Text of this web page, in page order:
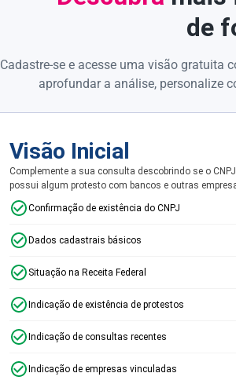
de
Cadastre-se e acesse uma visão gratuita
aprofundar a análise, personalize
Visão Inicial
Complemente a sua consulta descobrindo se o CNPJ
possui algum protesto com bancos e outras
Confirmação de existência do CNPJ
Dados cadastrais básicos
Situação na Receita Federal
Indicação de existência de protestos
Indicação de consultas recentes
Indicação de empresas vinculadas